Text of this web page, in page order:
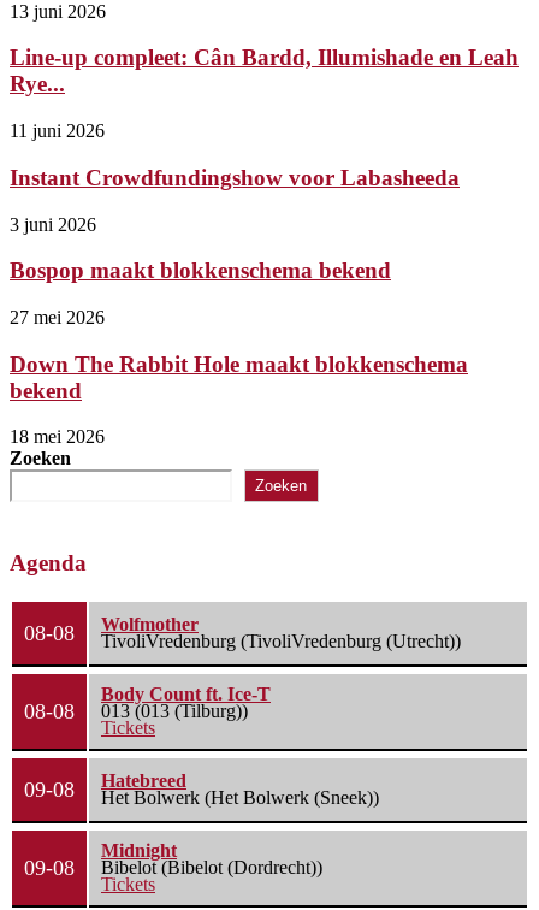
13 juni 2026
Line-up compleet: Cân Bardd, Illumishade en Leah
Rye...
11 juni 2026
Instant Crowdfundingshow voor Labasheeda
3 juni 2026
Bospop maakt blokkenschema bekend
27 mei 2026
Down The Rabbit Hole maakt blokkenschema
bekend
18 mei 2026
Zoeken
Zoeken
Agenda
08-08
Wolfmother
TivoliVredenburg (TivoliVredenburg (Utrecht))
08-08
Body Count ft. Ice-T
013 (013 (Tilburg))
Tickets
09-08
Hatebreed
Het Bolwerk (Het Bolwerk (Sneek))
09-08
Midnight
Bibelot (Bibelot (Dordrecht))
Tickets